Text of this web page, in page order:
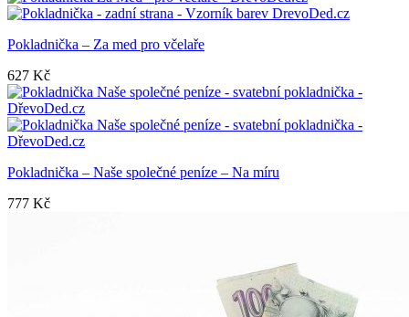
Pokladnička – Za med pro včelaře
627 Kč
Pokladnička – Naše společné peníze – Na míru
777 Kč